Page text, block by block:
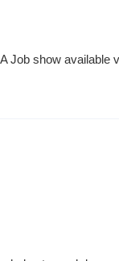
Job show available